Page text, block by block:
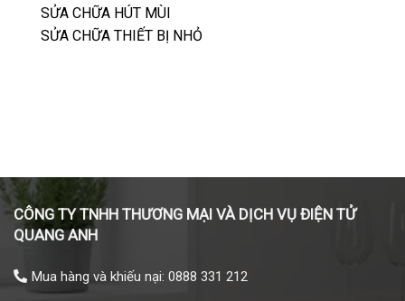
SỬA CHỮA HÚT MÙI
SỬA CHỮA THIẾT BỊ NHỎ
CÔNG TY TNHH THƯƠNG MẠI VÀ DỊCH VỤ ĐIỆN TỬ
QUANG ANH
Mua hàng và khiếu nại: 0888 331 212